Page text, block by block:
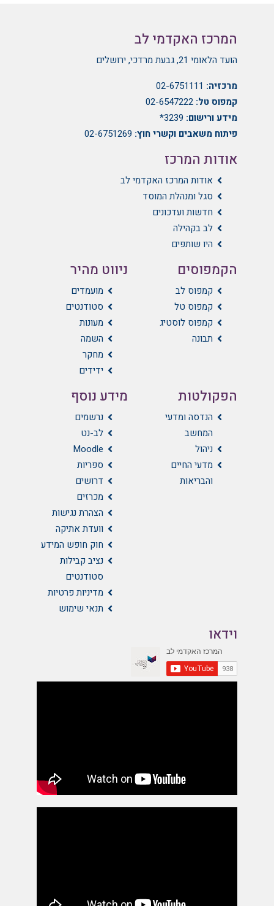
המרכז האקדמי לב
הועד הלאומי 21, גבעת מרדכי, ירושלים
מרכזיה: 02-6751111
קמפוס טל: 02-6547222
מידע ורישום: 3239*
פיתוח משאבים וקשרי חוץ: 02-6751269
אודות המרכז
אודות המרכז האקדמי לב
סגל ומנהלת המוסד
חדשות ועדכונים
לב בקהילה
היו שותפים
הקמפוסים
קמפוס לב
קמפוס טל
קמפוס לוסטיג
תבונה
הפקולטות
הנדסה ומדעי
המחשב
ניהול
מדעי החיים
והבריאות
ניווט מהיר
מועמדים
סטודנטים
מעונות
השמה
מחקר
ידידים
מידע נוסף
נרשמים
לב-נט
Moodle
ספריות
דרושים
מכרזים
הצהרת נגישות
וועדת אתיקה
חוק חופש המידע
נציב קבילות
סטודנטים
מדיניות פרטיות
תנאי שימוש
וידאו